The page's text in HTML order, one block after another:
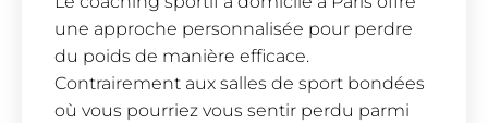
une approche personnalisée pour perdre
du poids de manière efficace.
Contrairement aux salles de sport bondées
où vous pourriez vous sentir perdu parmi